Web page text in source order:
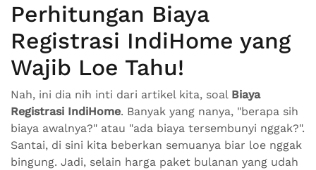
Perhitungan Biaya
Registrasi IndiHome yang
Wajib Loe Tahu!
Nah, ini dia nih inti dari artikel kita, soal Biaya
Registrasi IndiHome. Banyak yang nanya, "berapa sih
biaya awalnya?" atau "ada biaya tersembunyi nggak?".
Santai, di sini kita beberkan semuanya biar loe nggak
bingung. Jadi, selain harga paket bulanan yang udah